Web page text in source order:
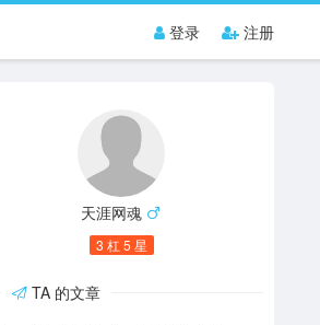
登录 注册
天涯网魂
3 杠 5 星
TA 的文章